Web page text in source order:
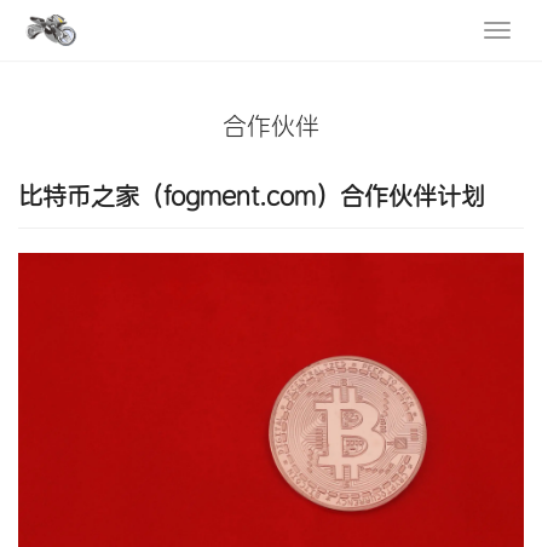
合作伙伴
比特币之家（fogment.com）合作伙伴计划